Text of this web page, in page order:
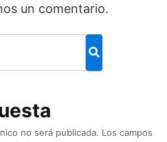
un comentario.
no será publicada. Los campos